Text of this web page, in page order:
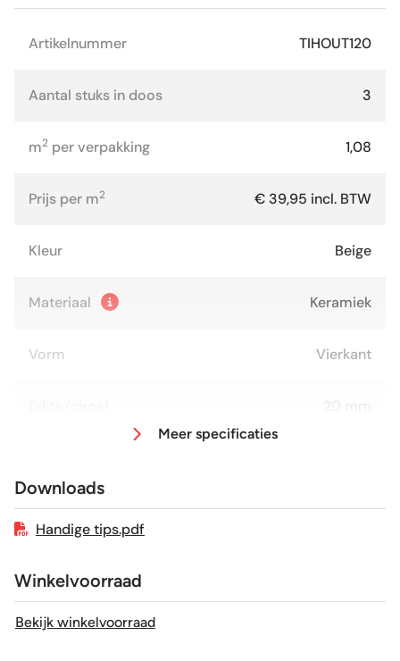
Artikelnummer TIHOUT120
Aantal stuks in doos 3
m2 per verpakking 1,08
Prijs per m2 € 39,95 incl. BTW
Kleur Beige
Materiaal Keramiek
Vorm Vierkant
Antislipwaarde R11
Gerectificeerd
Meer specificaties
Downloads
Handige tips.pdf
Winkelvoorraad
Bekijk winkelvoorraad